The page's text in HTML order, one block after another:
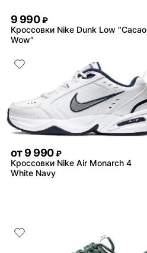
9 990 ₽
Кроссовки Nike Dunk Low "Cacao
Wow"
от9 990 ₽
Кроссовки Nike Air Monarch 4
White Navy